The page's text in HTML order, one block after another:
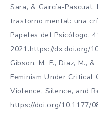
Sara, & García-Pascual,
trastorno mental: una
Papeles del Psicólogo,
2021.https://dx.doi.org/
Gibson, M. F., Diaz, M.,
Feminism Under Critical
Violence, Silence, and
https://doi.org/10.1177/